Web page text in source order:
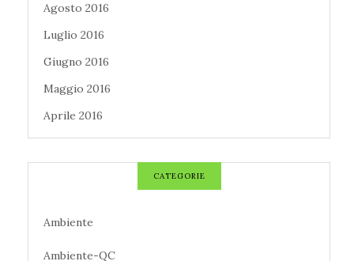
Agosto 2016
Luglio 2016
Giugno 2016
Maggio 2016
Aprile 2016
CATEGORIE
Ambiente
Ambiente-QC